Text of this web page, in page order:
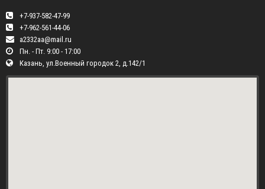
+7-937-582-47-99
+7-962-561-44-06
a2332aa@mail.ru
Пн. - Пт. 9:00 - 17:00
Казань, ул.Военный городок 2, д.142/1